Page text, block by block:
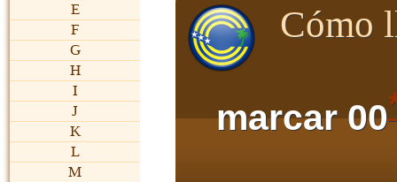
E
F
G
H
I
J
K
L
M
Cómo
marcar 00